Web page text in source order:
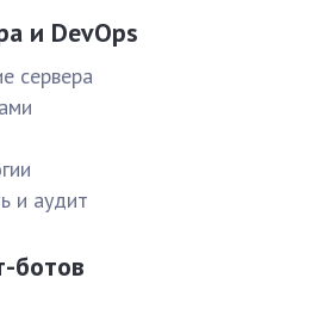
и DevOps
сервера
и аудит
ботов